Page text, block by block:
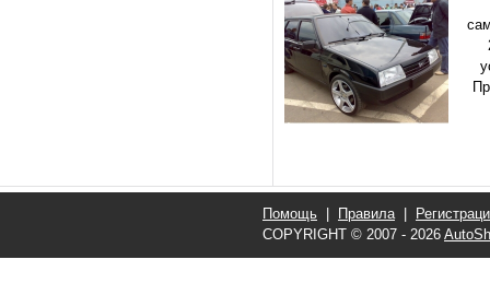
Помощь Правила|
COPYRIGHT © 2007 - 2026